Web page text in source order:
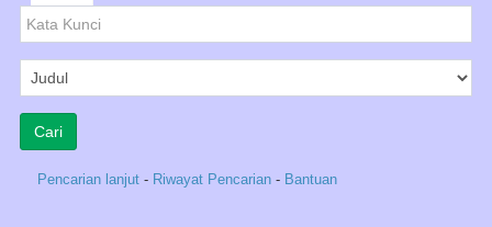
Pencarian lanjut - Riwayat Pencarian - Bantuan